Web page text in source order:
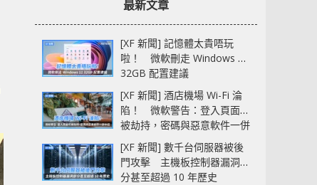
最新文章
[XF 新聞] 記憶體太貴唔玩
啦！ 微軟刪走 Windows 11
32GB 配置建議
[XF 新聞] 酒店機場 Wi-Fi 淪
陷！ 微軟警告：登入頁面可
被劫持，密碼與惡意軟件一併
中招
[XF 新聞] 數千台伺服器被後
門攻擊 主機板控制器漏洞部
分甚至超過 10 年歷史